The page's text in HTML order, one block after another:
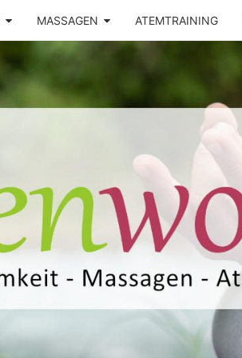
MASSAGEN ATEMTRAINING
Yoga –
Atemtraining
– Massage